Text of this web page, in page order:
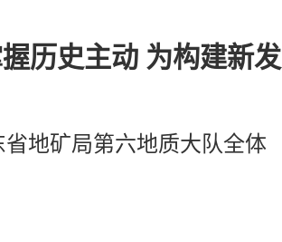
历史主动 为构建新发
地矿局第六地质大队全体